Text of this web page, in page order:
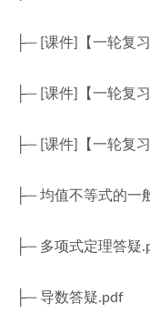
├─ [课件]【一轮复
├─ [课件]【一轮复
├─ [课件]【一轮复
├─ 均值不等式的一
├─ 多项式定理答疑
├─ 导数答疑.pdf